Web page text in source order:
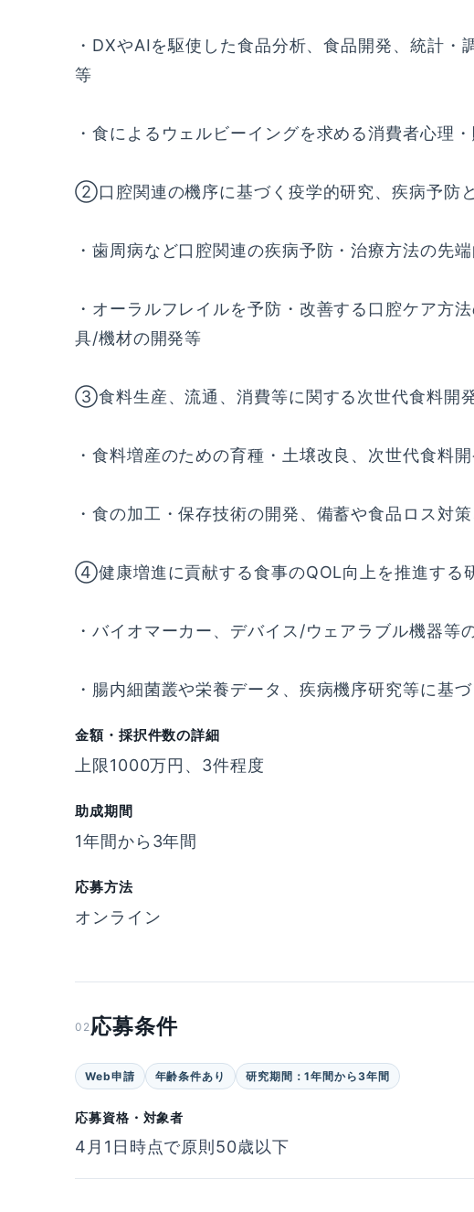
・DXやAIを駆使した食品分析、食品開発、統計・
等
・食によるウェルビーイングを求める消費者心理
②口腔関連の機序に基づく疫学的研究、疾病予防
・歯周病など口腔関連の疾病予防・治療方法の先
・オーラルフレイルを予防・改善する口腔ケア方
具/機材の開発等
③食料生産、流通、消費等に関する次世代食料開
・食料増産のための育種・土壌改良、次世代食料
・食の加工・保存技術の開発、備蓄や食品ロス対
④健康増進に貢献する食事のQOL向上を推進する
・バイオマーカー、デバイス/ウェアラブル機器等
・腸内細菌叢や栄養データ、疾病機序研究等に基
金額・採択件数の詳細
上限1000万円、3件程度
助成期間
1年間から3年間
応募方法
オンライン
02 応募条件
Web申請 年齢条件あり 研究期間：1年間から3年間
応募資格・対象者
4月1日時点で原則50歳以下